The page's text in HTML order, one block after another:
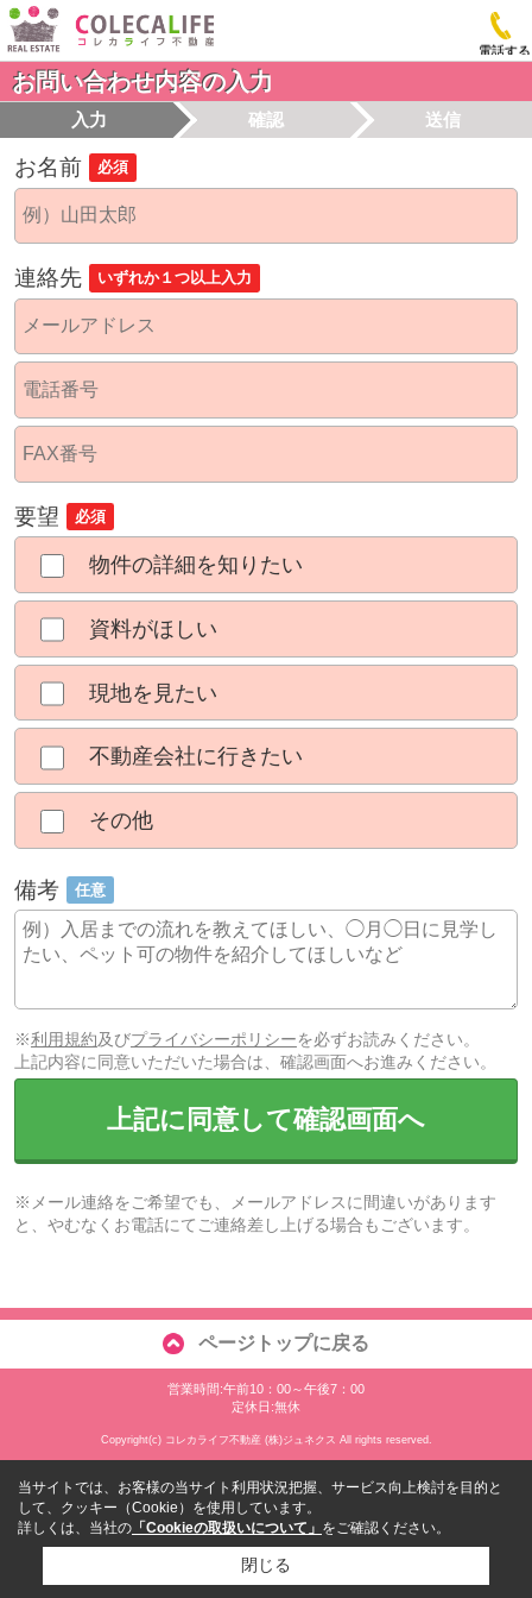
電話する
お問い合わせ内容の入力
入力 確認 送信
お名前 必須
連絡先 いずれか１つ以上入力
要望 必須
物件の詳細を知りたい
資料がほしい
現地を見たい
不動産会社に行きたい
その他
備考 任意
※利用規約及びプライバシーポリシーを必ずお読みください。
上記内容に同意いただいた場合は、確認画面へお進みください。
上記に同意して確認画面へ
※メール連絡をご希望でも、メールアドレスに間違いがあります
と、やむなくお電話にてご連絡差し上げる場合もございます。
ページトップに戻る
営業時間:午前10：00～午後7：00
定休日:無休
Copyright(c) コレカライフ不動産 (株)ジュネクス All rights reserved.
当サイトでは、お客様の当サイト利用状況把握、サービス向上検討を目的と
して、クッキー（Cookie）を使用しています。
詳しくは、当社の 「Cookieの取扱いについて」 をご確認ください。
閉じる